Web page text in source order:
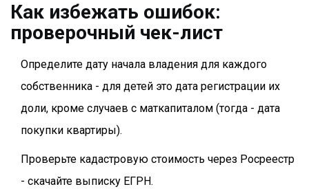
Как избежать ошибок:
проверочный чек-лист
Определите дату начала владения для каждого
собственника - для детей это дата регистрации их
доли, кроме случаев с маткапиталом (тогда - дата
покупки квартиры).
Проверьте кадастровую стоимость через Росреестр
- скачайте выписку ЕГРН.